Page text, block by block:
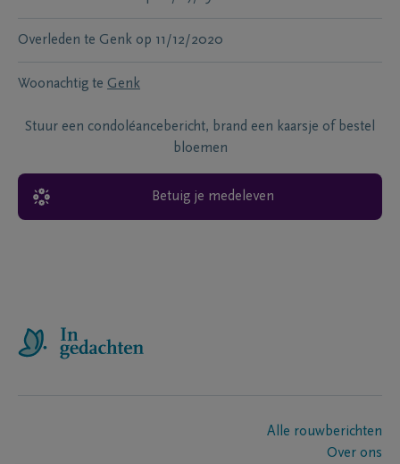
Overleden te Genk op 11/12/2020
Woonachtig te Genk
Stuur een condoléancebericht, brand een kaarsje of bestel
bloemen
Betuig je medeleven
Alle rouwberichten
Over ons